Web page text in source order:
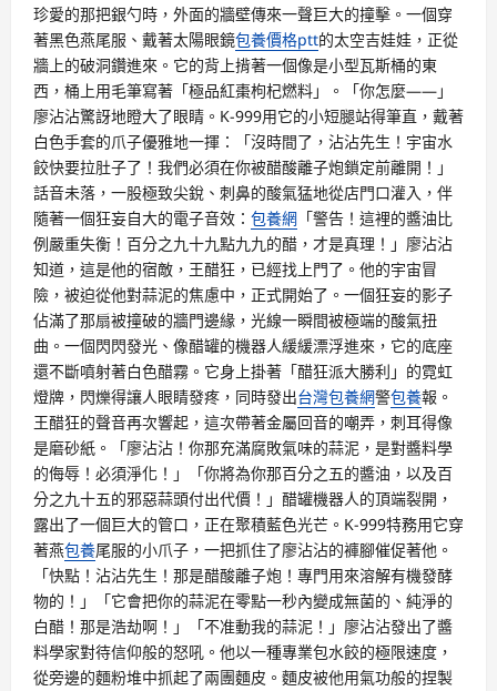
珍愛的那把銀勺時，外面的牆壁傳來一聲巨大的撞擊。一個穿
著黑色燕尾服、戴著太陽眼鏡包養價格ptt的太空吉娃娃，正從
牆上的破洞鑽進來。它的背上揹著一個像是小型瓦斯桶的東
西，桶上用毛筆寫著「極品紅棗枸杞燃料」。「你怎麼——」
廖沾沾驚訝地瞪大了眼睛。K-999用它的小短腿站得筆直，戴著
白色手套的爪子優雅地一揮：「沒時間了，沾沾先生！宇宙水
餃快要拉肚子了！我們必須在你被醋酸離子炮鎖定前離開！」
話音未落，一股極致尖銳、刺鼻的酸氣猛地從店門口灌入，伴
隨著一個狂妄自大的電子音效： 包養網 「警告！這裡的醬油比
例嚴重失衡！百分之九十九點九九的醋，才是真理！」廖沾沾
知道，這是他的宿敵，王醋狂，已經找上門了。他的宇宙冒
險，被迫從他對蒜泥的焦慮中，正式開始了。一個狂妄的影子
佔滿了那扇被撞破的牆門邊緣，光線一瞬間被極端的酸氣扭
曲。一個閃閃發光、像醋罐的機器人緩緩漂浮進來，它的底座
還不斷噴射著白色醋霧。它身上掛著「醋狂派大勝利」的霓虹
燈牌，閃爍得讓人眼睛發疼，同時發出台灣包養網警包養報。
王醋狂的聲音再次響起，這次帶著金屬回音的嘲弄，刺耳得像
是磨砂紙。「廖沾沾！你那充滿腐敗氣味的蒜泥，是對醬料學
的侮辱！必須淨化！」「你將為你那百分之五的醬油，以及百
分之九十五的邪惡蒜頭付出代價！」醋罐機器人的頂端裂開，
露出了一個巨大的管口，正在聚積藍色光芒。K-999特務用它穿
著燕包養尾服的小爪子，一把抓住了廖沾沾的褲腳催促著他。
「快點！沾沾先生！那是醋酸離子炮！專門用來溶解有機發酵
物的！」「它會把你的蒜泥在零點一秒內變成無菌的、純淨的
白醋！那是浩劫啊！」「不准動我的蒜泥！」廖沾沾發出了醬
料學家對待信仰般的怒吼。他以一種專業包水餃的極限速度，
從旁邊的麵粉堆中抓起了兩團麵皮。麵皮被他用氣功般的捏製